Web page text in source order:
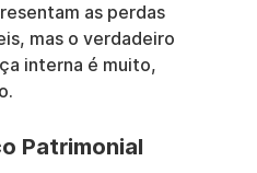
as perdas
mas o verdadeiro
interna é muito,
Patrimonial